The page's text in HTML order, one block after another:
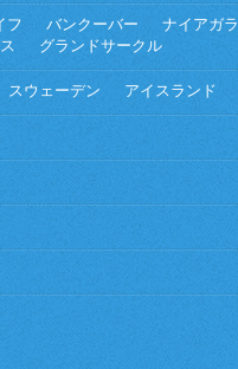
フ バンクーバー ナイアガラ
グランドサークル
スウェーデン アイスランド